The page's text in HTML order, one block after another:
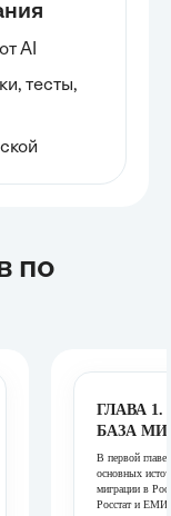
AI
тесты,
по
ГЛАВА
БАЗА
В первой главе
основных
миграции в
Росстат и